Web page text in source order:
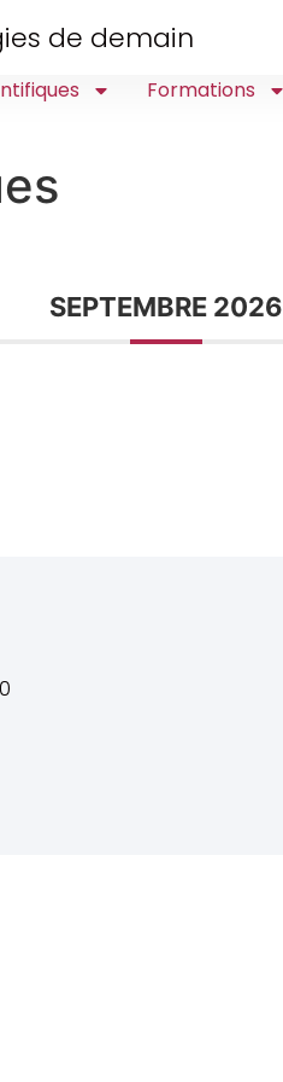
de demain
Formations
SEPTEMBRE 2026